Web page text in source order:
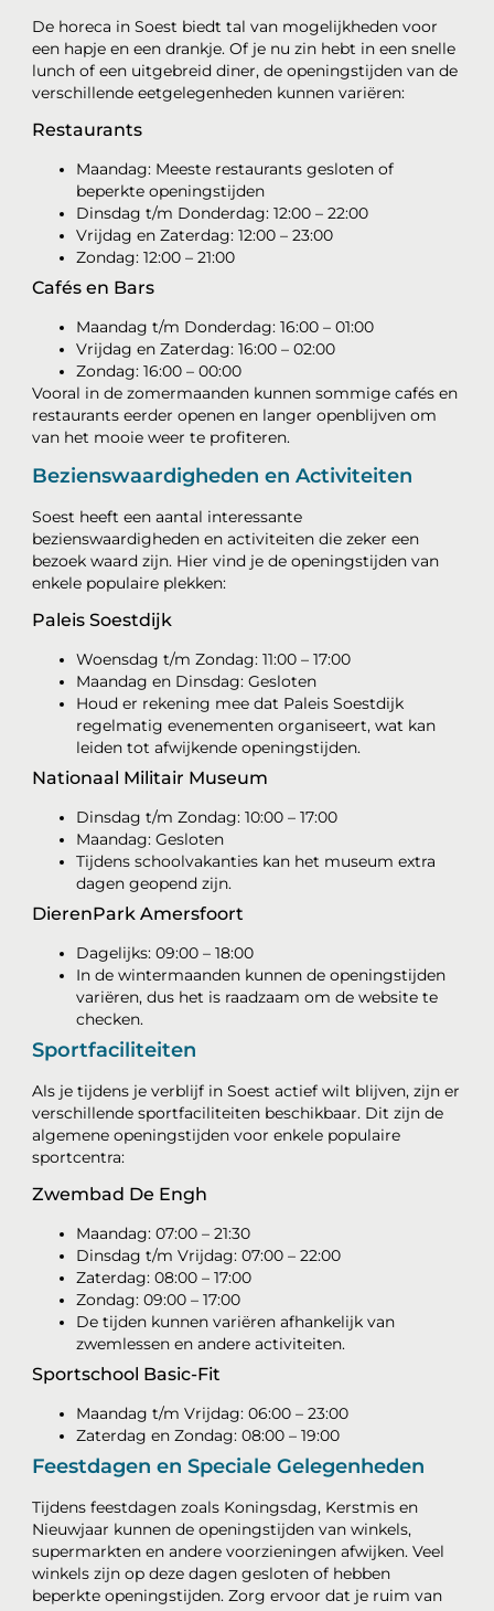
De horeca in Soest biedt tal van mogelijkheden voor
een hapje en een drankje. Of je nu zin hebt in een snelle
lunch of een uitgebreid diner, de openingstijden van de
verschillende eetgelegenheden kunnen variëren:
Restaurants
Maandag: Meeste restaurants gesloten of
beperkte openingstijden
Dinsdag t/m Donderdag: 12:00 – 22:00
Vrijdag en Zaterdag: 12:00 – 23:00
Zondag: 12:00 – 21:00
Cafés en Bars
Maandag t/m Donderdag: 16:00 – 01:00
Vrijdag en Zaterdag: 16:00 – 02:00
Zondag: 16:00 – 00:00
Vooral in de zomermaanden kunnen sommige cafés en
restaurants eerder openen en langer openblijven om
van het mooie weer te profiteren.
Bezienswaardigheden en Activiteiten
Soest heeft een aantal interessante
bezienswaardigheden en activiteiten die zeker een
bezoek waard zijn. Hier vind je de openingstijden van
enkele populaire plekken:
Paleis Soestdijk
Woensdag t/m Zondag: 11:00 – 17:00
Maandag en Dinsdag: Gesloten
Houd er rekening mee dat Paleis Soestdijk
regelmatig evenementen organiseert, wat kan
leiden tot afwijkende openingstijden.
Nationaal Militair Museum
Dinsdag t/m Zondag: 10:00 – 17:00
Maandag: Gesloten
Tijdens schoolvakanties kan het museum extra
dagen geopend zijn.
DierenPark Amersfoort
Dagelijks: 09:00 – 18:00
In de wintermaanden kunnen de openingstijden
variëren, dus het is raadzaam om de website te
checken.
Sportfaciliteiten
Als je tijdens je verblijf in Soest actief wilt blijven, zijn er
verschillende sportfaciliteiten beschikbaar. Dit zijn de
algemene openingstijden voor enkele populaire
sportcentra:
Zwembad De Engh
Maandag: 07:00 – 21:30
Dinsdag t/m Vrijdag: 07:00 – 22:00
Zaterdag: 08:00 – 17:00
Zondag: 09:00 – 17:00
De tijden kunnen variëren afhankelijk van
zwemlessen en andere activiteiten.
Sportschool Basic-Fit
Maandag t/m Vrijdag: 06:00 – 23:00
Zaterdag en Zondag: 08:00 – 19:00
Feestdagen en Speciale Gelegenheden
Tijdens feestdagen zoals Koningsdag, Kerstmis en
Nieuwjaar kunnen de openingstijden van winkels,
supermarkten en andere voorzieningen afwijken. Veel
winkels zijn op deze dagen gesloten of hebben
beperkte openingstijden. Zorg ervoor dat je ruim van